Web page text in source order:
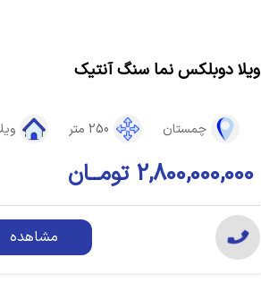
ویلا دوبلکس نما سنگ آنتیک
چمستان 250 متر
2,800,000,000 تومــان
مشاهده